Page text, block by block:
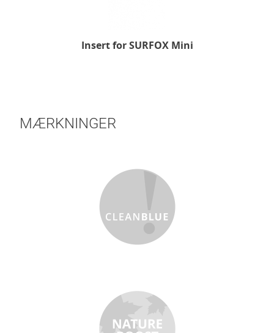
Insert for SURFOX Mini
MÆRKNINGER